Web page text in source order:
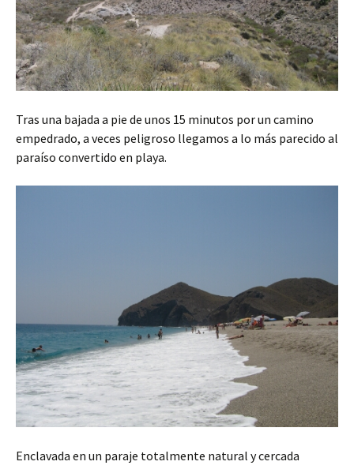
Tras una bajada a pie de unos 15 minutos por un camino
empedrado, a veces peligroso llegamos a lo más parecido al
paraíso convertido en playa.
Enclavada en un paraje totalmente natural y cercada